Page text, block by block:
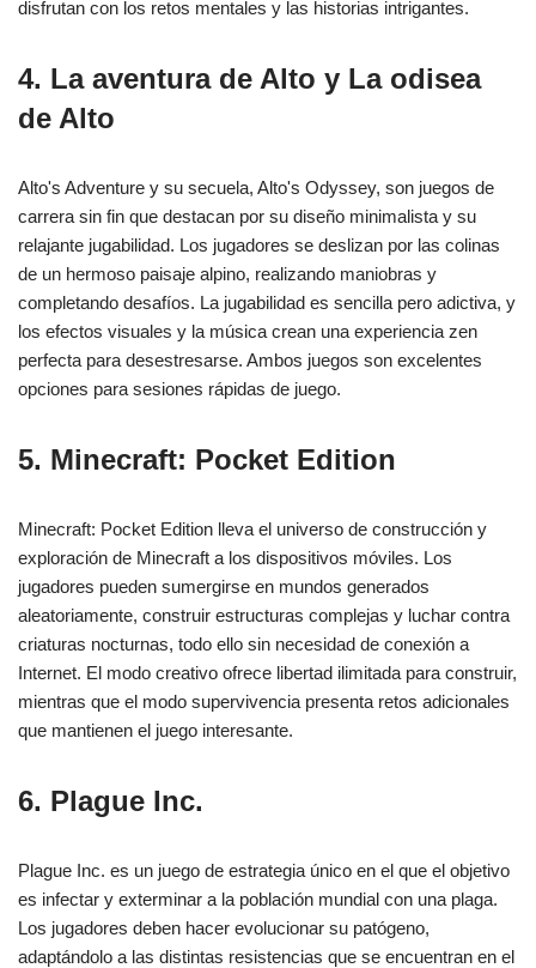
disfrutan con los retos mentales y las historias intrigantes.
4. La aventura de Alto y La odisea
de Alto
Alto's Adventure y su secuela, Alto's Odyssey, son juegos de
carrera sin fin que destacan por su diseño minimalista y su
relajante jugabilidad. Los jugadores se deslizan por las colinas
de un hermoso paisaje alpino, realizando maniobras y
completando desafíos. La jugabilidad es sencilla pero adictiva, y
los efectos visuales y la música crean una experiencia zen
perfecta para desestresarse. Ambos juegos son excelentes
opciones para sesiones rápidas de juego.
5. Minecraft: Pocket Edition
Minecraft: Pocket Edition lleva el universo de construcción y
exploración de Minecraft a los dispositivos móviles. Los
jugadores pueden sumergirse en mundos generados
aleatoriamente, construir estructuras complejas y luchar contra
criaturas nocturnas, todo ello sin necesidad de conexión a
Internet. El modo creativo ofrece libertad ilimitada para construir,
mientras que el modo supervivencia presenta retos adicionales
que mantienen el juego interesante.
6. Plague Inc.
Plague Inc. es un juego de estrategia único en el que el objetivo
es infectar y exterminar a la población mundial con una plaga.
Los jugadores deben hacer evolucionar su patógeno,
adaptándolo a las distintas resistencias que se encuentran en el